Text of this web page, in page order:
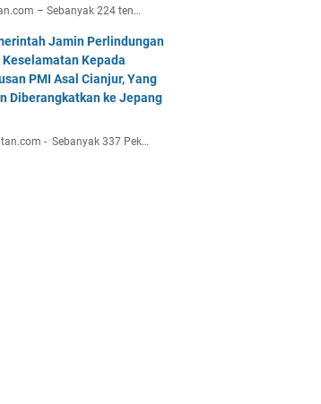
– Sebanyak 224 ten…
Jamin Perlindungan
Keselamatan Kepada
PMI Asal Cianjur, Yang
Diberangkatkan ke Jepang
- Sebanyak 337 Pek…